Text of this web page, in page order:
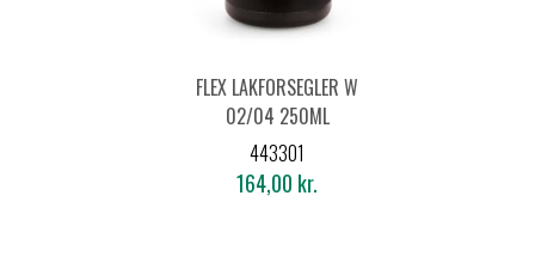
FLEX LAKFORSEGLER W
02/04 250ML
443301
164,00 kr.